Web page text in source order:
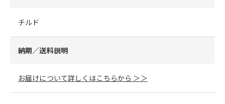
チルド
納期／送料説明
お届けについて詳しくはこちらから ＞＞